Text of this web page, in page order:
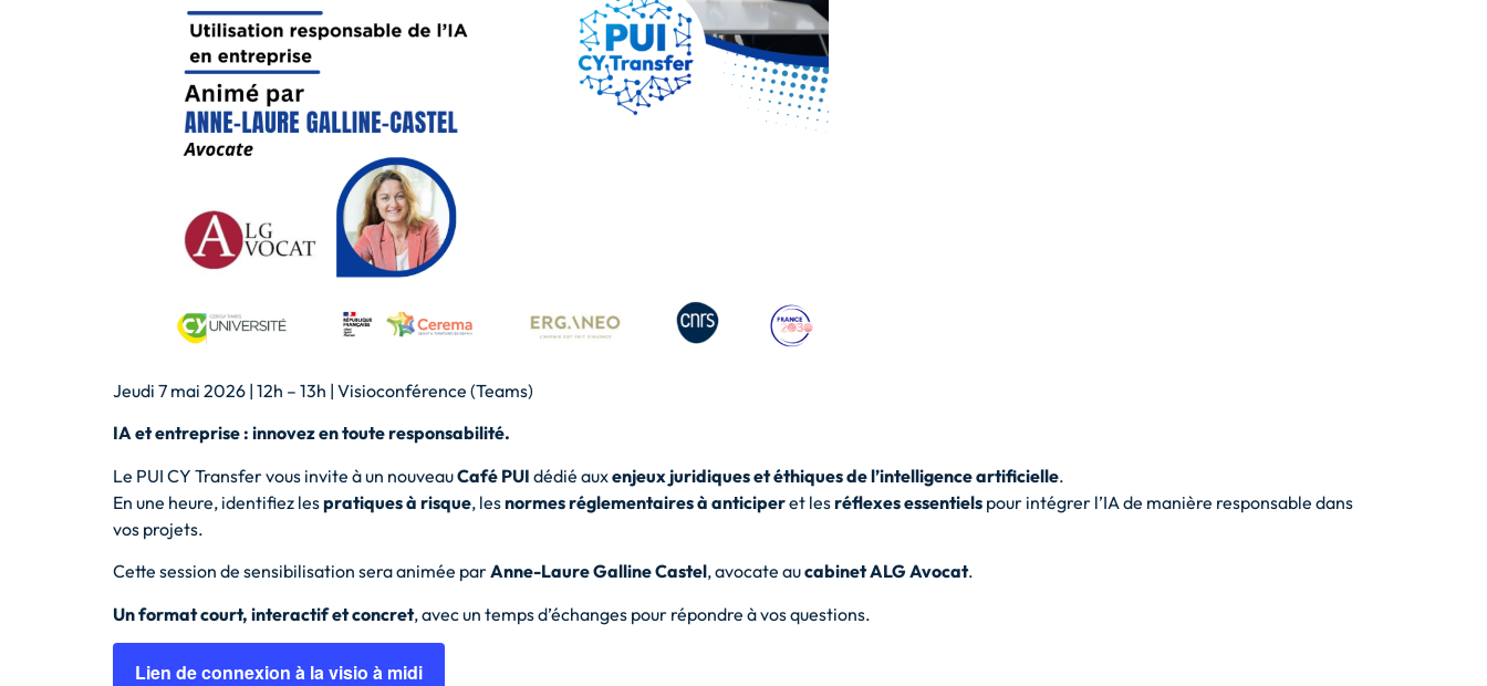
Jeudi 7 mai 2026 | 12h – 13h | Visioconférence (Teams)
IA et entreprise : innovez en toute responsabilité.
Le PUI CY Transfer vous invite à un nouveauCafé PUI dédié auxenjeux juridiques et éthiques de l’intelligence artificielle.
En une heure, identifiez lespratiques à risque, lesnormes réglementaires à anticiperet lesréflexes essentiels pour intégrer l’IA de manière responsable dans
vos projets.
Cette session de sensibilisation sera animée parAnne-Laure Galline Castel, avocate aucabinet ALG Avocat.
Un format court, interactif et concret, avec un temps d’échanges pour répondre à vos questions.
Lien de connexion à la visio à midi